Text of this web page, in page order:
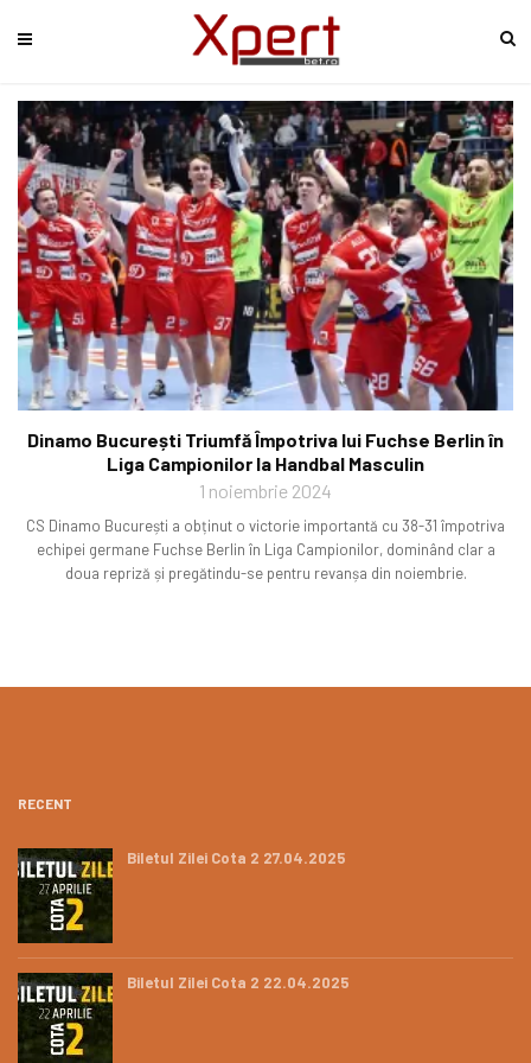
Dinamo București Triumfă Împotriva lui Fuchse Berlin în
Liga Campionilor la Handbal Masculin
1 noiembrie 2024
CS Dinamo București a obținut o victorie importantă cu 38-31 împotriva
echipei germane Fuchse Berlin în Liga Campionilor, dominând clar a
doua repriză și pregătindu-se pentru revanșa din noiembrie.
RECENT
Biletul Zilei Cota 2 27.04.2025
Biletul Zilei Cota 2 22.04.2025